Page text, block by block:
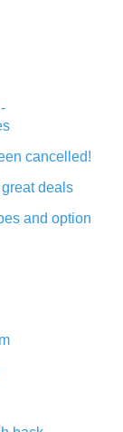
cancelled!
deals
and option
on
AliExpress
and what are
app -